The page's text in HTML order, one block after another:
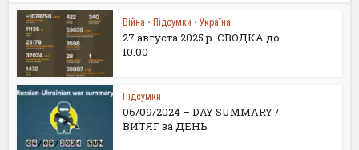
Війна • Підсумки • Україна
27 августа 2025 р. СВОДКА до
10.00
Підсумки
06/09/2024 – DAY SUMMARY /
ВИТЯГ за ДЕНЬ